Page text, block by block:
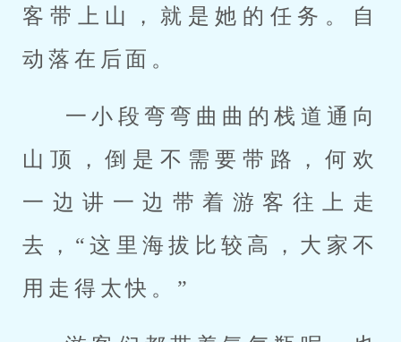
客带上山，就是她的任务。自
动落在后面。
一小段弯弯曲曲的栈道通向
山顶，倒是不需要带路，何欢
一边讲一边带着游客往上走
去，“这里海拔比较高，大家不
用走得太快。”